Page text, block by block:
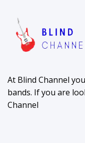
At Blind Channel
bands. If you are
Channel